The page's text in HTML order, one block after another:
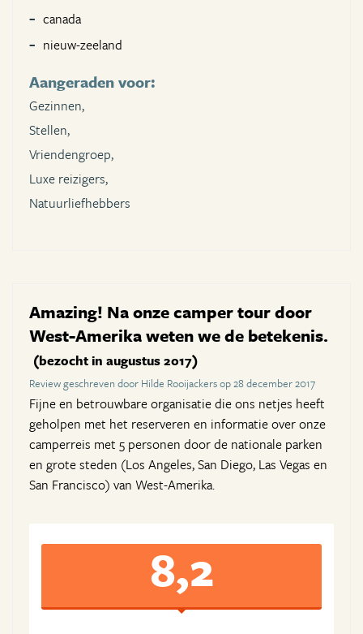
canada
nieuw-zeeland
Aangeraden voor:
Gezinnen,
Stellen,
Vriendengroep,
Luxe reizigers,
Natuurliefhebbers
Amazing! Na onze camper tour door
West-Amerika weten we de betekenis.
(bezocht in augustus 2017)
Review geschreven door Hilde Rooijackers op 28 december 2017
Fijne en betrouwbare organisatie die ons netjes heeft
geholpen met het reserveren en informatie over onze
camperreis met 5 personen door de nationale parken
en grote steden (Los Angeles, San Diego, Las Vegas en
San Francisco) van West-Amerika.
8,2